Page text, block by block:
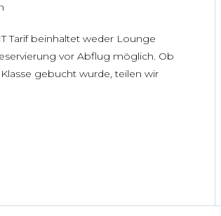
Tarif beinhaltet weder Lounge
vor Abflug möglich. Ob
gebucht wurde, teilen wir